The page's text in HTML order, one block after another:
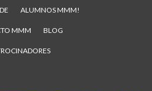
ALUMNOS MMM!
MMM BLOG